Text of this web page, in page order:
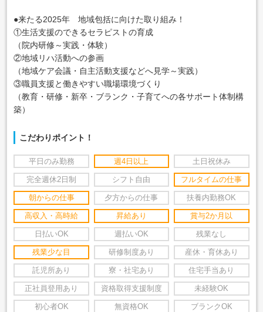
●来たる2025年 地域包括に向けた取り組み！
①生活支援のできるセラピストの育成
（院内研修～実践・体験）
②地域リハ活動への参画
（地域ケア会議・自主活動支援などへ見学～実践）
③職員支援と働きやすい職場環境づくり
（教育・研修・新卒・ブランク・子育てへの各サポート体制構
築）
こだわりポイント！
平日のみ勤務 週4日以上 土日祝休み
完全週休2日制 シフト自由 フルタイムの仕事
朝からの仕事 夕方からの仕事 扶養内勤務OK
高収入・高時給 昇給あり 賞与2か月以
日払いOK 週払いOK 残業なし
残業少な目 研修制度あり 産休・育休あり
託児所あり 寮・社宅あり 住宅手当あり
正社員登用あり 資格取得支援制度 未経験OK
初心者OK 無資格OK ブランクOK